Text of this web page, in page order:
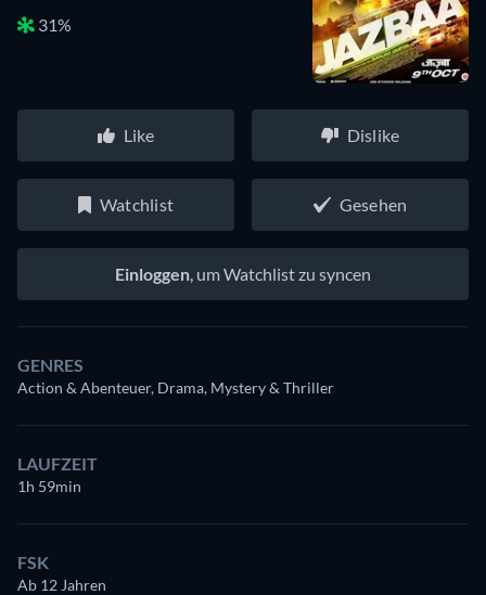
31%
Like Dislike
Watchlist Gesehen
Einloggen, um Watchlist zu syncen
GENRES
Action & Abenteuer, Drama, Mystery & Thriller
LAUFZEIT
1h 59min
FSK
Ab 12 Jahren